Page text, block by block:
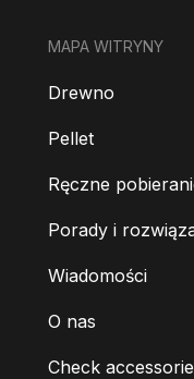
MAPA WITRYNY
Drewno
Pellet
Ręczne
Porady i
Wiadomości
O nas
Check